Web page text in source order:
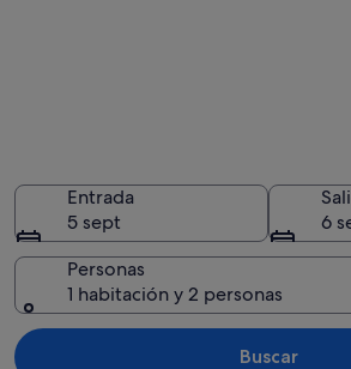
Un
Entrada
5 sept
6
Personas
1 habitación y 2 personas
Buscar